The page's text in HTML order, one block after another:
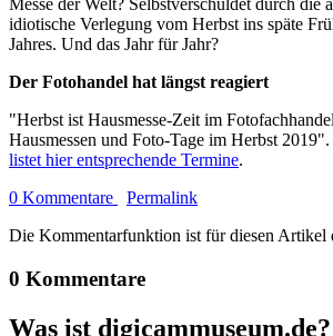
Messe der Welt? Selbstverschuldet durch die
idiotische Verlegung vom Herbst ins späte
Jahres. Und das Jahr für Jahr?
Der Fotohandel hat längst reagiert
"Herbst ist Hausmesse-Zeit im
Hausmessen und Foto-Tage im Herbst 2019".
listet hier entsprechende Termine.
0 Kommentare
Permalink
Die Kommentarfunktion ist für diesen Artikel
0 Kommentare
Was ist digicammuseum.de?